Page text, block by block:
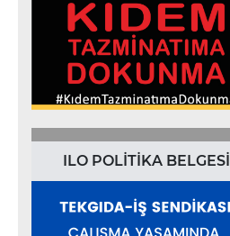
ILO POLİTİKA BELGESİ